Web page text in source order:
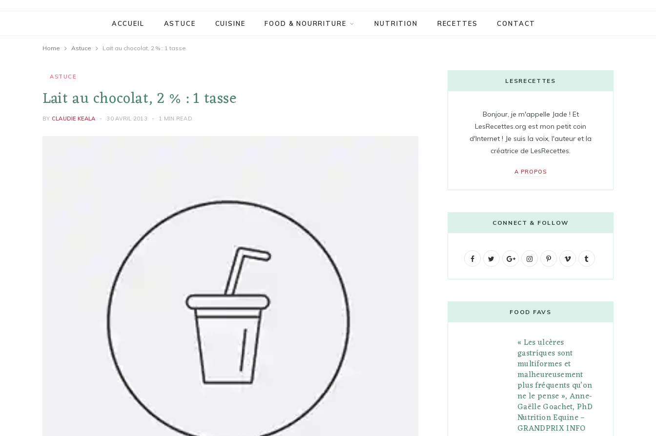
ACCUEIL ASTUCE CUISINE FOOD & NOURRITURE NUTRITION RECETTES CONTACT
Home Astuce Lait au chocolat, 2 % : 1 tasse
ASTUCE
Lait au chocolat, 2 % : 1 tasse
BY CLAUDIE KEALA 30 AVRIL 2013 1 MIN READ
LESRECETTES
Bonjour, je m'appelle Jade ! Et
LesRecettes.org est mon petit coin
d'Internet ! Je suis la voix, l'auteur et la
créatrice de LesRecettes.
A PROPOS
CONNECT & FOLLOW
F
b
t
G
g
l
e
P
u
s
I
t
a
g
r
a
P
e
r
e
s
V
o
l
FOOD FAVS
« Les ulcères
gastriques sont
multiformes et
malheureusement
plus fréquents qu’on
ne le pense », Anne-
Gaëlle Goachet, PhD
Nutrition Equine –
GRANDPRIX INFO